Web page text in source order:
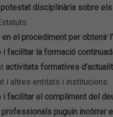
potestat disciplinària sobre
en el procediment per obtenir
i facilitar la formació
activitats formatives
i altres entitats i institucions.
i facilitar el compliment del
puguin incórrer